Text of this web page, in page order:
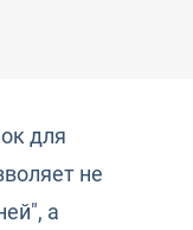
для
не
а